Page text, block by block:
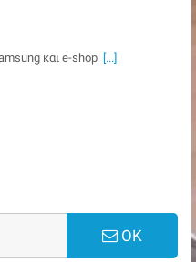
και e-shop [...]
ΟΚ